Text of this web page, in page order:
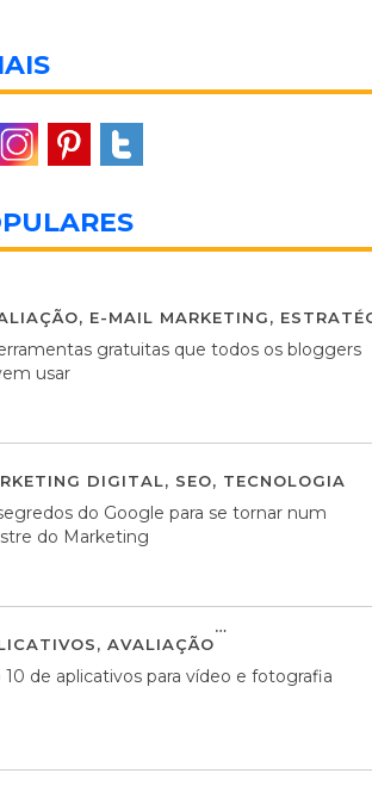
, E-MAIL MARKETING,
gratuitas que todos os bloggers
usar
DIGITAL, SEO, TECNOLOGIA
do Google para se tornar num
do Marketing
, AVALIAÇÃO
10 de aplicativos para vídeo e fotografia